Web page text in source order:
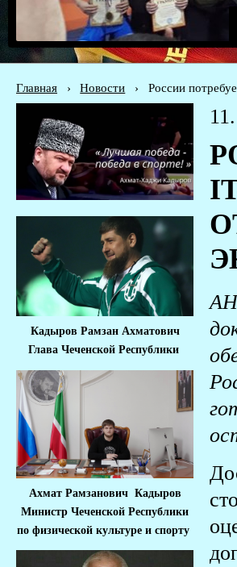
Главная › Новости › России
Кадыров Рамзан Ахматович
Глава Чеченской Республики
Ахмат Рамзанович Кадыров
Министр Чеченской Республики
по физической культуре и спорту